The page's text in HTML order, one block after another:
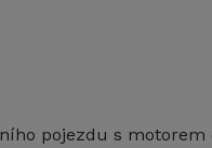
pojezdu s motorem